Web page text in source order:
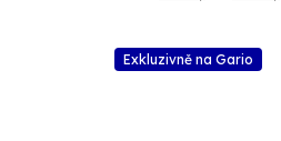
Exkluzivně na Gario